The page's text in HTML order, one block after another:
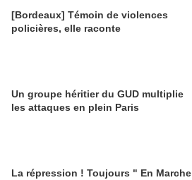
[Bordeaux] Témoin de violences
policières, elle raconte
Un groupe héritier du GUD multiplie
les attaques en plein Paris
La répression ! Toujours " En Marche